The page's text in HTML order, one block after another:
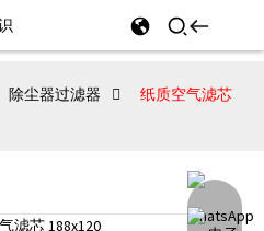
除尘器过滤器
纸质空气滤芯